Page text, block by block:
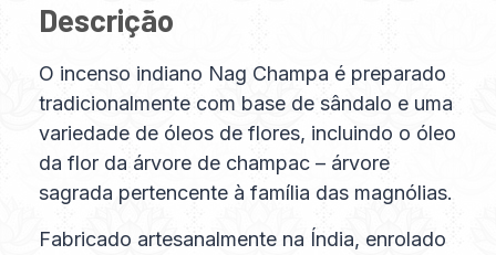
Descrição
O incenso indiano Nag Champa é preparado
tradicionalmente com base de sândalo e uma
variedade de óleos de flores, incluindo o óleo
da flor da árvore de champac – árvore
sagrada pertencente à família das magnólias.
Fabricado artesanalmente na Índia, enrolado